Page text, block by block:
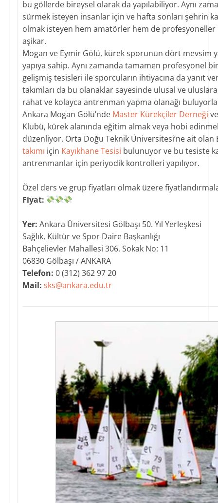
bu göllerde bireysel olarak da yapılabiliyor. Aynı
sürmek isteyen insanlar için ve hafta sonları şehrin
olmak isteyen hem amatörler hem de
aşikar.
Mogan ve Eymir Gölü, kürek sporunun dört mevsim
yapıya sahip. Aynı zamanda tamamen profesyonel
gelişmiş tesisleri ile sporcuların ihtiyacına da yanıt
takımları da bu olanaklar sayesinde ulusal ve
rahat ve kolayca antrenman yapma olanağı
Ankara Mogan Gölü’nde Master Kürekçiler Derneği
Klubü, kürek alanında eğitim almak veya hobi
düzenliyor. Orta Doğu Teknik Üniversitesi’ne ait olan
takımı için Kayıkhane Tesisi bulunuyor ve bu tesiste
antrenmanlar için periyodik kontrolleri yapılıyor.
​Özel ders ve grup fiyatları olmak üzere
Fiyat:
Yer: Ankara Üniversitesi Gölbaşı 50. Yıl Yerleşkesi
Sağlık, Kültür ve Spor Daire Başkanlığı
Bahçelievler Mahallesi 306. Sokak No: 11
06830 Gölbaşı / ANKARA
Telefon: 0 (312) 362 97 20
Mail: sks@ankara.edu.tr